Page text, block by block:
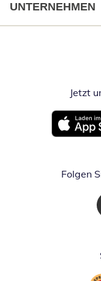
UNTERNEHMEN
Jetzt
Öffnet in
Folgen